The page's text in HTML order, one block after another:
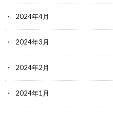
2024年4月
2024年3月
2024年2月
2024年1月